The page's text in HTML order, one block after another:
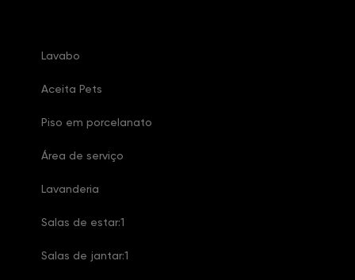
Lavabo
Aceita Pets
Piso em porcelanato
Área de serviço
Lavanderia
Salas de estar:1
Salas de jantar:1